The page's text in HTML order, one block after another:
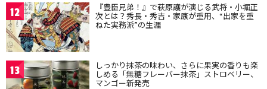
12 『豊臣兄弟！』で萩原護が演じる武将・小堀正
次とは？秀長・秀吉・家康が重用、“出家を重
ねた実務派”の生涯
13 しっかり抹茶の味わい、さらに果実の香りも楽
しめる「無糖フレーバー抹茶」ストロベリー、
マンゴー新発売